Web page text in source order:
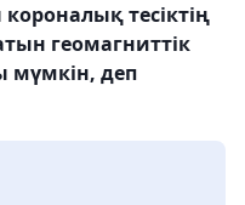
тесіктің
геомагниттік
мүмкін, деп